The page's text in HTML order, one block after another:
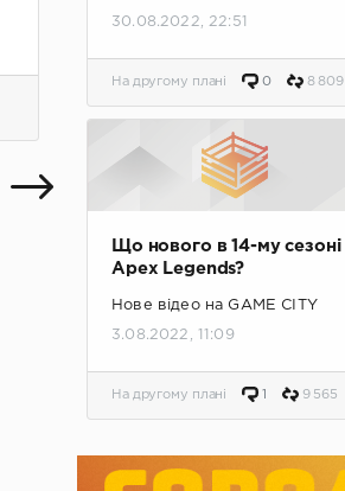
30.08.2022, 22:51
На другому плані 0 8 809
Що нового в 14-му сезоні
Apex Legends?
Нове відео на GAME CITY
3.08.2022, 11:09
На другому плані 1 9 565